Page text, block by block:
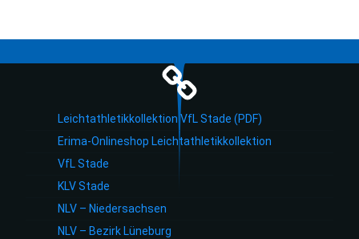
Leichtathletikkollektion VfL Stade (PDF)
Erima-Onlineshop Leichtathletikkollektion
VfL Stade
KLV Stade
NLV – Niedersachsen
NLV – Bezirk Lüneburg